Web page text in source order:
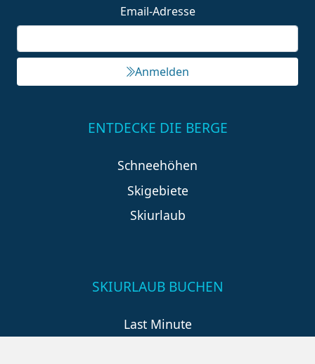
Email-Adresse
Anmelden
ENTDECKE DIE BERGE
Schneehöhen
Skigebiete
Skiurlaub
SKIURLAUB BUCHEN
Last Minute